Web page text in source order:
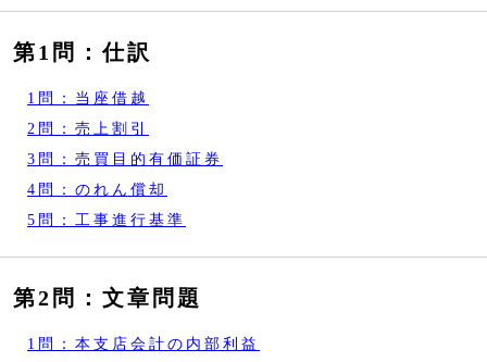
第1問：仕訳
1問：当座借越
2問：売上割引
3問：売買目的有価証券
4問：のれん償却
5問：工事進行基準
第2問：文章問題
1問：本支店会計の内部利益